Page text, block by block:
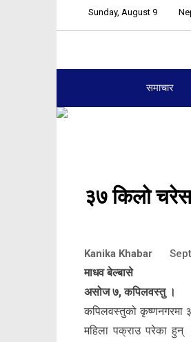
Sunday, August 9
समाचार
३७ किलो
Kanika Khabar
माधव बेल्बासे
असोज ७, कपिलवस्तु ।
कपिलवस्तुको कृष्णनगरमा
महिला पक्राउ परेका हुन्